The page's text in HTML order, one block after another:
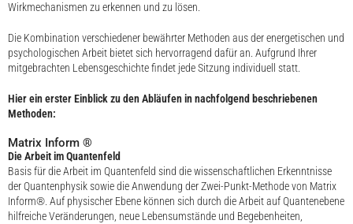
Wirkmechanismen zu erkennen und zu lösen.
Die Kombination verschiedener bewährter Methoden aus der energetischen und
psychologischen Arbeit bietet sich hervorragend dafür an. Aufgrund Ihrer
mitgebrachten Lebensgeschichte findet jede Sitzung individuell statt.
Hier ein erster Einblick zu den Abläufen in nachfolgend beschriebenen
Methoden:
Matrix Inform ®
Die Arbeit im Quantenfeld
Basis für die Arbeit im Quantenfeld sind die wissenschaftlichen Erkenntnisse
der Quantenphysik sowie die Anwendung der Zwei-Punkt-Methode von Matrix
Inform®. Auf physischer Ebene können sich durch die Arbeit auf Quantenebene
hilfreiche Veränderungen, neue Lebensumstände und Begebenheiten,